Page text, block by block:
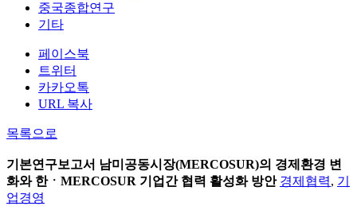
중국종합연구
기타
페이스북
트위터
카카오톡
URL 복사
목록으로
기본연구보고서 남미공동시장(MERCOSUR)의 경제환경 변
화와 한ㆍMERCOSUR 기업간 협력 활성화 방안 경제협력, 기
업경영